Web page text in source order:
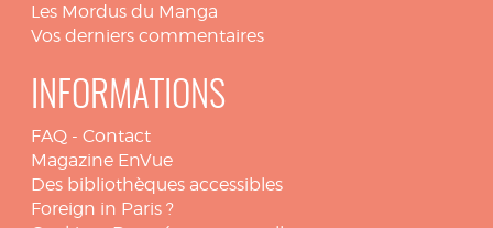
Les Mordus du Manga
Vos derniers commentaires
INFORMATIONS
FAQ - Contact
Magazine EnVue
Des bibliothèques accessibles
Foreign in Paris ?